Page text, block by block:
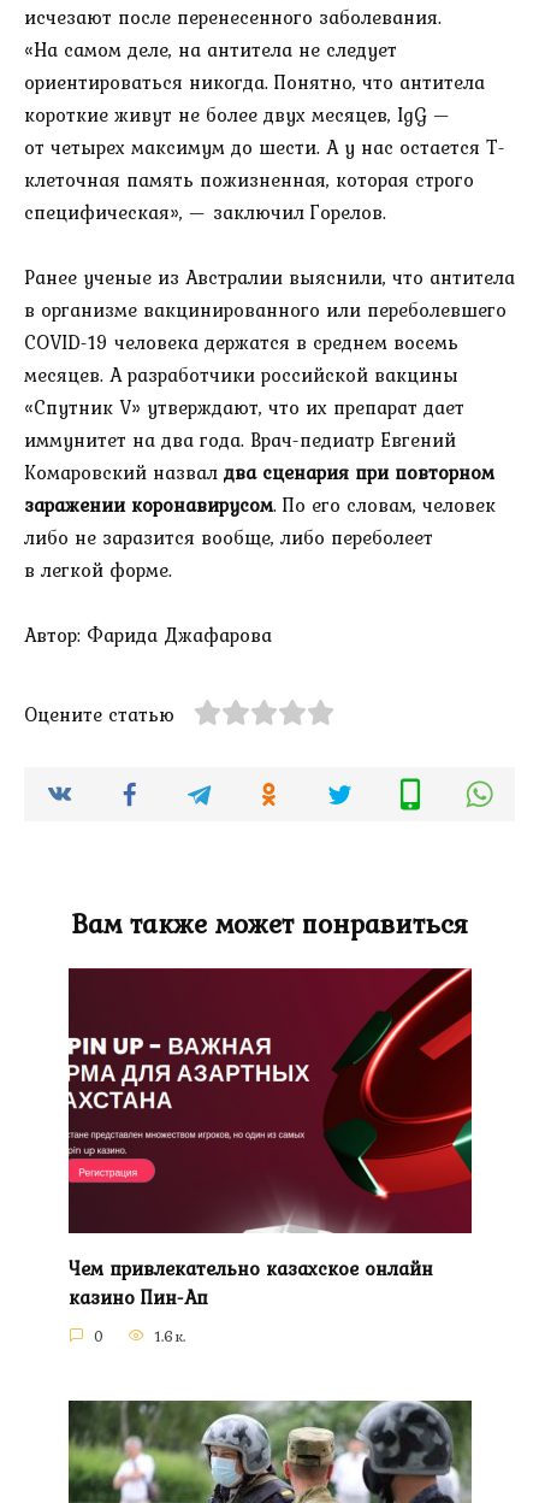
исчезают после перенесенного заболевания.
«На самом деле, на антитела не следует
ориентироваться никогда. Понятно, что антитела
короткие живут не более двух месяцев, IgG —
от четырех максимум до шести. А у нас остается Т-
клеточная память пожизненная, которая строго
специфическая», — заключил Горелов.
Ранее ученые из Австралии выяснили, что антитела
в организме вакцинированного или переболевшего
COVID-19 человека держатся в среднем восемь
месяцев. А разработчики российской вакцины
«Спутник V» утверждают, что их препарат дает
иммунитет на два года. Врач-педиатр Евгений
Комаровский назвал два сценария при повторном
заражении коронавирусом. По его словам, человек
либо не заразится вообще, либо переболеет
в легкой форме.
Автор: Фарида Джафарова
Оцените статью
Вам также может понравиться
Чем привлекательно казахское онлайн
казино Пин-Ап
0 1.6к.